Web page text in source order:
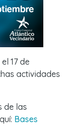
17 de
actividades
de las
Bases